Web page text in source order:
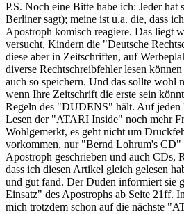
P.S. Noch eine Bitte habe ich: Jeder hat
Berliner sagt); meine ist u.a. die, dass
Apostroph komisch reagiere. Das liegt
versucht, Kindern die "Deutsche
diese aber in Zeitschriften, auf
diverse Rechtschreibfehler lesen
auch so speichern. Und das sollte wohl
wenn Ihre Zeitschrift die erste sein
Regeln des "DUDENS" hält. Auf jeden
Lesen der "ATARI Inside" noch mehr
Wohlgemerkt, es geht nicht um
vorkommen, nur "Bernd Lohrum's CD"
Apostroph geschrieben und auch CDs,
dass ich diesen Artikel gleich gelesen
und gut fand. Der Duden informiert sie
Einsatz" des Apostrophs ab Seite 21ff.
mich trotzdem schon auf die nächste